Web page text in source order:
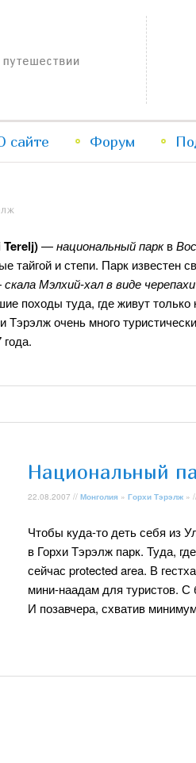
сайте Форум
—национальный паркв
тайгой и степи. Парк
скала Мэлхий-хал в виде
походы туда, где живут
Тэрэлж очень много
Национальный
22.08.2007 // Монголия » Горхи Тэрэлж »
Чтобы куда-то деть себя из
в Горхи Тэрэлж парк. Туда,
сейчас protected area. В
мини-наадам для туристов. С
И позавчера, схватив